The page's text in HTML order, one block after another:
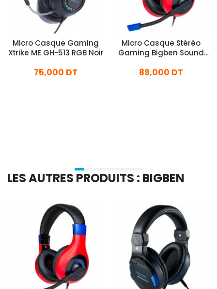
Micro Casque Gaming
Xtrike ME GH-513 RGB Noir
75,000 DT
Micro Casque Stéréo
Gaming Bigben Sound
Rouge
89,000 DT
LES AUTRES PRODUITS : BIGBEN